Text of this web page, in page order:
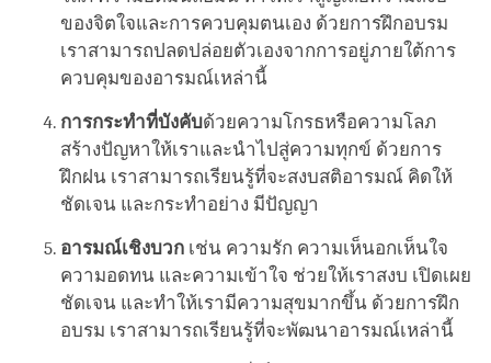
ของจิตใจและการควบคุมตนเอง ด้วยการฝึกอบรม
เราสามารถปลดปล่อยตัวเองจากการอยู่ภายใต้การ
ควบคุมของอารมณ์เหล่านี้
การกระทำที่บังคับด้วยความโกรธหรือความโลภ
สร้างปัญหาให้เราและนำไปสู่ความทุกข์ ด้วยการ
ฝึกฝน เราสามารถเรียนรู้ที่จะสงบสติอารมณ์ คิดให้
ชัดเจน และกระทำอย่าง มีปัญญา
อารมณ์เชิงบวก เช่น ความรัก ความเห็นอกเห็นใจ
ความอดทน และความเข้าใจ ช่วยให้เราสงบ เปิดเผย
ชัดเจน และทำให้เรามีความสุขมากขึ้น ด้วยการฝึก
อบรม เราสามารถเรียนรู้ที่จะพัฒนาอารมณ์เหล่านี้